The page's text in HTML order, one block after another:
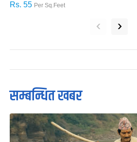
Rs. 55 Per Sq.Feet
‹ ›
सम्बन्धित खबर